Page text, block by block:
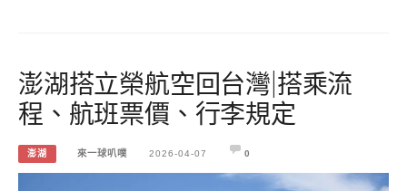
澎湖搭立榮航空回台灣|搭乘流
程、航班票價、行李規定
澎湖 來一球叭噗 2026-04-07 0